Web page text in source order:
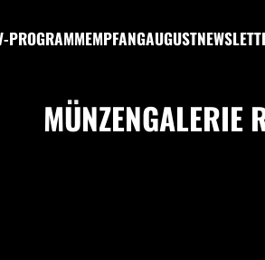
PROGRAMMEMPFANGAUGUST
MÜNZENGALERIE